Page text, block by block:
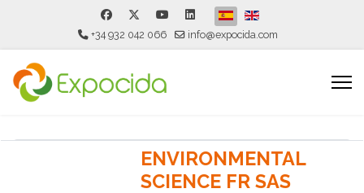
Seleccione su idioma
+34 932 042 066 info@expocida.com
ENVIRONMENTAL
SCIENCE FR SAS